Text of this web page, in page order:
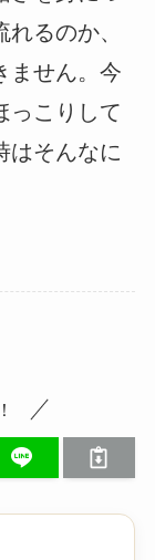
るのか、
ません。今
っこりして
はそんなに